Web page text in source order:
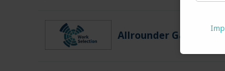
Allrounder